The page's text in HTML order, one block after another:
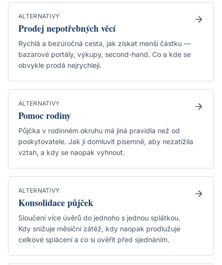
ALTERNATIVY
Prodej nepotřebných věcí
Rychlá a bezúročná cesta, jak získat menší částku —
bazarové portály, výkupy, second-hand. Co a kde se
obvykle prodá nejrychleji.
ALTERNATIVY
Pomoc rodiny
Půjčka v rodinném okruhu má jiná pravidla než od
poskytovatele. Jak ji domluvit písemně, aby nezatížila
vztah, a kdy se naopak vyhnout.
ALTERNATIVY
Konsolidace půjček
Sloučení více úvěrů do jednoho s jednou splátkou.
Kdy snižuje měsíční zátěž, kdy naopak prodlužuje
celkové splácení a co si ověřit před sjednáním.